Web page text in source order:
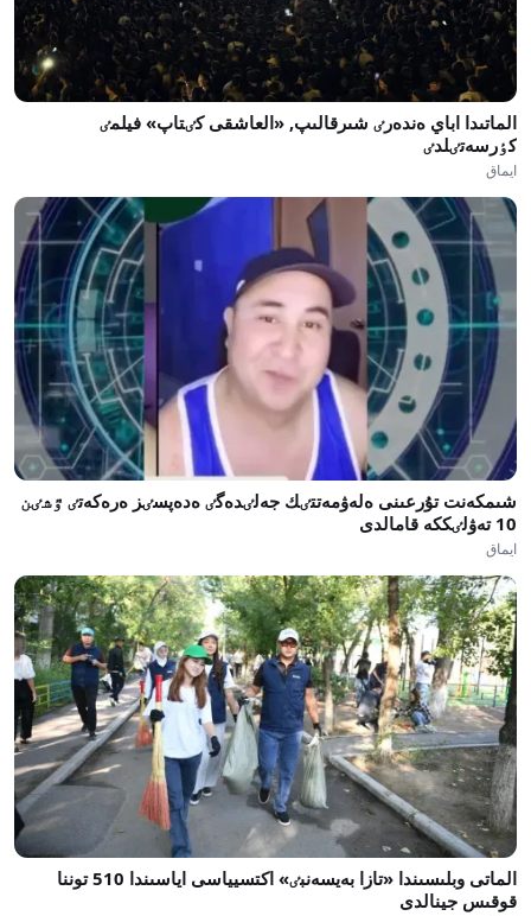
الماتىدا اباي ەندەرٸ شىرقالىپ, «العاشقى كٸتاپ» فيلمٸ
كٶرسەتٸلدٸ
ايماق
شىمكەنت تۇرعىنى ەلەۋمەتتٸك جەلٸدەگٸ ەدەپسٸز ەرەكەتٸ ٷشٸن
10 تەۋلٸككە قامالدى
ايماق
الماتى وبلىسىندا «تازا بەيسەنبٸ» اكتسيياسى اياسىندا 510 توننا
قوقىس جينالدى